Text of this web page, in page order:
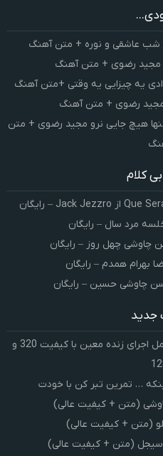
شب عاشقی و نوره + متن آهنگ
مجید رضوی + متن آهنگ
یه چیزایی یه وقتی +متن آهنگ
مجید رضوی + متن آهنگ
هیچ جایی نرو مجید رضوی + متن
کلام
مرد سال – رایگان
چاوشی چهل روز – رایگان
بهرام همدم – رایگان
چاوشی حسین – رایگان
جدید
کنسرت صوتی معین لایو | آرشیو کامل اجرای زنده معین با کیفیت 320 و
… تمرین تبر کن با خودت
(متن + کیفیت عالی)
(متن + کیفیت عالی)
(متن + کیفیت عالی)